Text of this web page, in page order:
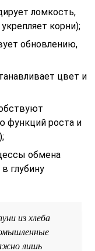
ломкость,
корни);
обновлению,
цвет и
функций роста и
обмена
глубину
из хлеба
лишь